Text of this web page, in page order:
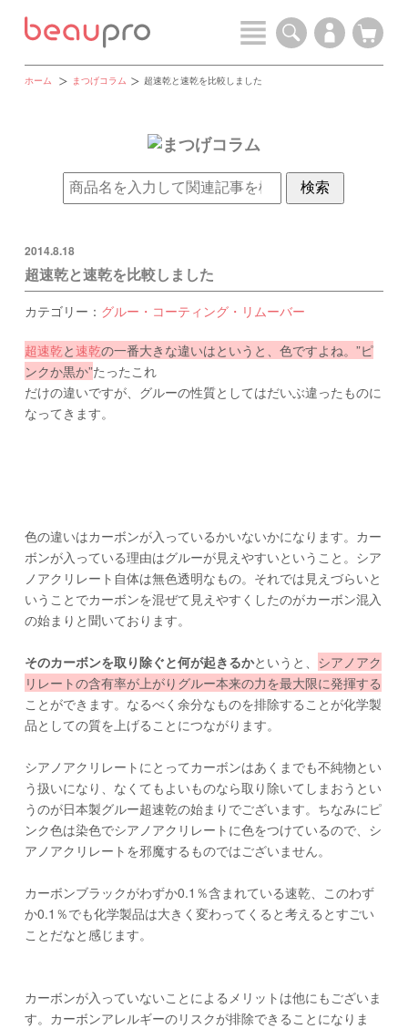
ホーム まつげコラム 超速乾と速乾を比較しました
2014.8.18
超速乾と速乾を比較しました
カテゴリー： グルー・コーティング・リムーバー
超速乾と速乾の一番大きな違いはというと、色ですよね。”ピ
ンクか黒か”たったこれ
だけの違いですが、グルーの性質としてはだいぶ違ったものに
なってきます。
色の違いはカーボンが入っているかいないかになります。カー
ボンが入っている理由はグルーが見えやすいということ。シア
ノアクリレート自体は無色透明なもの。それでは見えづらいと
いうことでカーボンを混ぜて見えやすくしたのがカーボン混入
の始まりと聞いております。
そのカーボンを取り除ぐと何が起きるかというと、 シアノアク
リレートの含有率が上がりグルー本来の力を最大限に発揮する
ことができます。なるべく余分なものを排除することが化学製
品としての質を上げることにつながります。
シアノアクリレートにとってカーボンはあくまでも不純物とい
う扱いになり、なくてもよいものなら取り除いてしまおうとい
うのが日本製グルー超速乾の始まりでございます。ちなみにピ
ンク色は染色でシアノアクリレートに色をつけているので、シ
アノアクリレートを邪魔するものではございません。
カーボンブラックがわずか0.1％含まれている速乾、このわず
か0.1％でも化学製品は大きく変わってくると考えるとすごい
ことだなと感じます。
カーボンが入っていないことによるメリットは他にもございま
す。カーボンアレルギーのリスクが排除できることになりま